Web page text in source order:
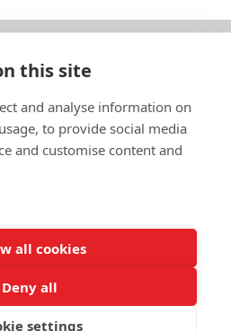
In English
Dataskyddspolicy
this site
and analyse information on
to provide social media
and customise content and
all cookies
Deny all
settings